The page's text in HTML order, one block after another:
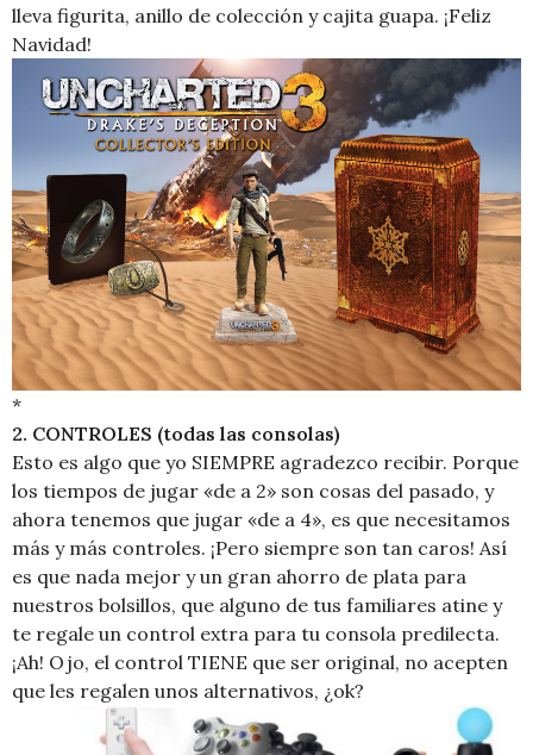
lleva figurita, anillo de colección y cajita guapa. ¡Feliz
Navidad!
*
2. CONTROLES (todas las consolas)
Esto es algo que yo SIEMPRE agradezco recibir. Porque
los tiempos de jugar «de a 2» son cosas del pasado, y
ahora tenemos que jugar «de a 4», es que necesitamos
más y más controles. ¡Pero siempre son tan caros! Así
es que nada mejor y un gran ahorro de plata para
nuestros bolsillos, que alguno de tus familiares atine y
te regale un control extra para tu consola predilecta.
¡Ah! Ojo, el control TIENE que ser original, no acepten
que les regalen unos alternativos, ¿ok?